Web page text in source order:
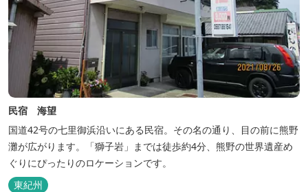
民宿 海望
国道42号の七里御浜沿いにある民宿。その名の通り、目の前に熊野
灘が広がります。「獅子岩」までは徒歩約4分、熊野の世界遺産め
ぐりにぴったりのロケーションです。
東紀州